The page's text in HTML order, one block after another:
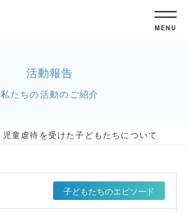
MENU
活動報告
私たちの活動のご紹介
児童虐待を受けた子どもたちについて
子どもたちのエピソード